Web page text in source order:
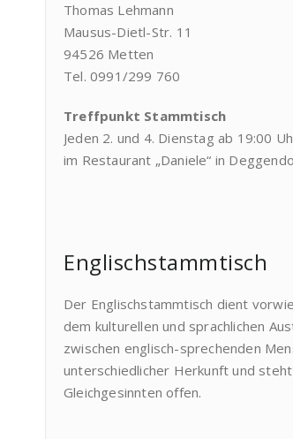
Thomas Lehmann
Mausus-Dietl-Str. 11
94526 Metten
Tel. 0991/299 760
Treffpunkt Stammtisch
Jeden 2. und 4. Dienstag ab 19:00
im Restaurant „Daniele“ in
Englischstammtisch
Der Englischstammtisch dient
dem kulturellen und sprachlichen
zwischen englisch-sprechenden
unterschiedlicher Herkunft und steht
Gleichgesinnten offen.